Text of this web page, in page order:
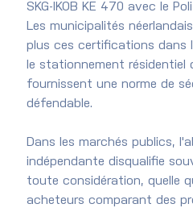
SKG-IKOB KE 470 avec le
Les municipalités
plus ces certifications dans
le stationnement résidentiel
fournissent une norme de
défendable.
Dans les marchés publics,
indépendante disqualifie
toute considération, quelle
acheteurs comparant des